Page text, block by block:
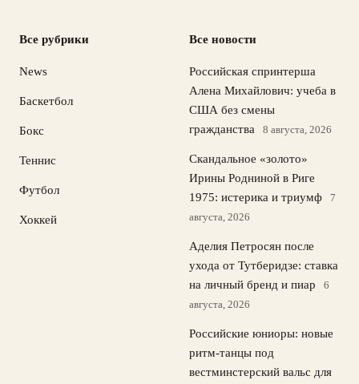
Все рубрики
News
Баскетбол
Бокс
Теннис
Футбол
Хоккей
Все новости
Российская спринтерша
Алена Михайлович: учеба в
США без смены
гражданства
8 августа, 2026
Скандальное «золото»
Ирины Родниной в Риге
1975: истерика и триумф
7
августа, 2026
Аделия Петросян после
ухода от Тутберидзе: ставка
на личный бренд и пиар
6
августа, 2026
Российские юниоры: новые
ритм-танцы под
вестминстерский вальс для